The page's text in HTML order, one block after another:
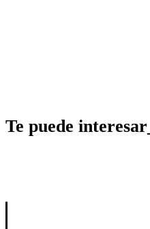
Te puede interesar_